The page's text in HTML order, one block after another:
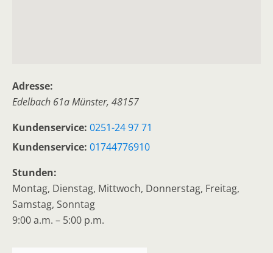
Adresse:
Edelbach 61aMünster, 48157
Kundenservice: 0251-24 97 71
Kundenservice: 01744776910
Stunden:
Montag, Dienstag, Mittwoch, Donnerstag, Freitag,
Samstag, Sonntag
9:00 a.m. – 5:00 p.m.